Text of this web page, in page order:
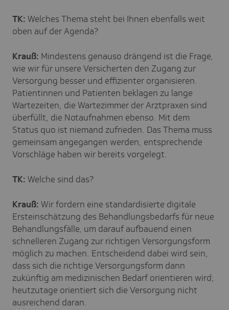
TK: Welches Thema steht bei Ihnen ebenfalls weit
oben auf der Agenda?
Krauß: Mindestens genauso drängend ist die Frage,
wie wir für unsere Versicherten den Zugang zur
Versorgung besser und effizienter organisieren.
Patientinnen und Patienten beklagen zu lange
Wartezeiten, die Wartezimmer der Arztpraxen sind
überfüllt, die Notaufnahmen ebenso. Mit dem
Status quo ist niemand zufrieden. Das Thema muss
gemeinsam angegangen werden, entsprechende
Vorschläge haben wir bereits vorgelegt.
TK: Welche sind das?
Krauß: Wir fordern eine standardisierte digitale
Ersteinschätzung des Behandlungsbedarfs für neue
Behandlungsfälle, um darauf aufbauend einen
schnelleren Zugang zur richtigen Versorgungsform
möglich zu machen. Entscheidend dabei wird sein,
dass sich die richtige Versorgungsform dann
zukünftig am medizinischen Bedarf orientieren wird;
heutzutage orientiert sich die Versorgung nicht
ausreichend daran.